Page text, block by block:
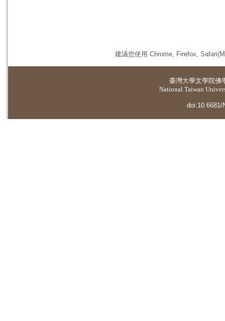
建議您使用 Chrome, Firefox,
臺灣大學文學院佛
National Taiwan
doi:10.6681/